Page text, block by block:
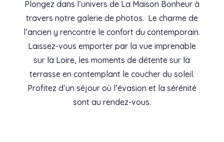
Plongez dans l’univers de La Maison Bonheur à
travers notre galerie de photos. Le charme de
l’ancien y rencontre le confort du contemporain.
Laissez-vous emporter par la vue imprenable
sur la Loire, les moments de détente sur la
terrasse en contemplant le coucher du soleil.
Profitez d’un séjour où l’évasion et la sérénité
sont au rendez-vous.